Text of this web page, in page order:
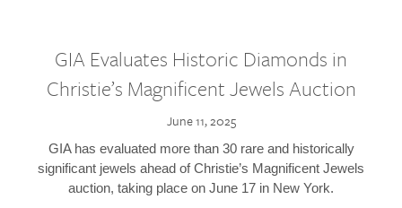
GIA Evaluates Historic Diamonds in
Christie’s Magnificent Jewels Auction
June 11, 2025
GIA has evaluated more than 30 rare and historically
significant jewels ahead of Christie’s Magnificent Jewels
auction, taking place on June 17 in New York.